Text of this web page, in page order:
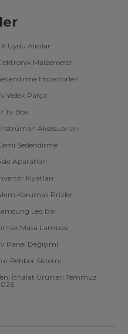
Uydu Alıcılar
Malzemeler
Hoparlörleri
Yedek Parça
Tv Box
Aksesuarları
Seslendirme
Aparatları
Fiyatları
Korumalı Prizler
Led Bar
Masa Lambası
Panel Değişimi
Rehber Sistemi
İthalat Ürünleri Temmuz